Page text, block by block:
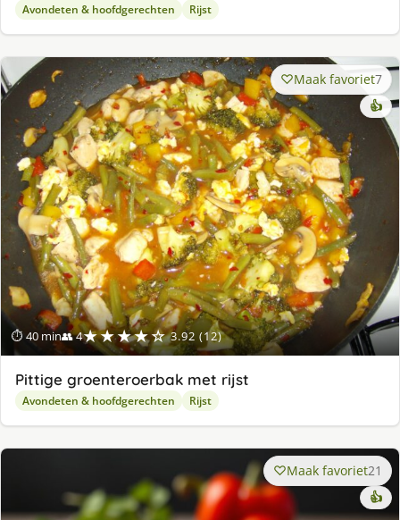
Avondeten & hoofdgerechten Rijst
⏱ 40 min👥 4★★★★☆ 3.92 (12)
Maak favoriet7
👍
Pittige groenteroerbak met rijst
Avondeten & hoofdgerechten Rijst
Maak favoriet21
👍